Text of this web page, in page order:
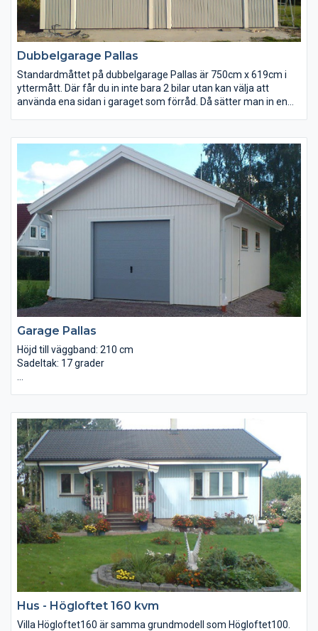
Dubbelgarage Pallas
Standardmåttet på dubbelgarage Pallas är 750cm x 619cm i
yttermått. Där får du in inte bara 2 bilar utan kan välja att
använda ena sidan i garaget som förråd. Då sätter man in en
däckförvaring.
Detta dubbelgarage säljs i byggsats för egen montering och går
att ställa på såväl plintar som på en gjuten platta. Anledningen
till att det inte ingår portar i priset är att det finns många olika
sorters portar att välja på till våra garage. Den billigaste och
enklaste sorten till dessa garage är en slagport. Porthålet är för
övrigt anpassat efter standardmått.
Garage Pallas
Höjd till väggband: 210 cm
Sadeltak: 17 grader
Takstolar: Fribärande
Tak: Råspont 22×95 lösvirke samt underlagspapp
Hus - Högloftet 160 kvm
Villa Högloftet160 är samma grundmodell som Högloftet100.